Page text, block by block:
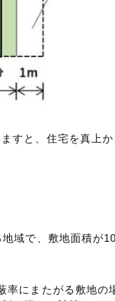
すと、住宅を真上
域で、敷地面積が
率にまたがる敷地の